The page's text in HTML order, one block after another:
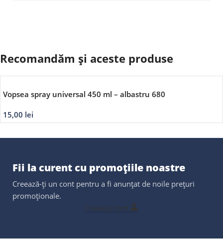
Recomandăm și aceste produse
Vopsea spray universal 450 ml – albastru 680
15,00 lei
Fii la curent cu promoțiile noastre
Creează-ți un cont pentru a fi anunțat de noile prețuri
promoționale.
Creează cont